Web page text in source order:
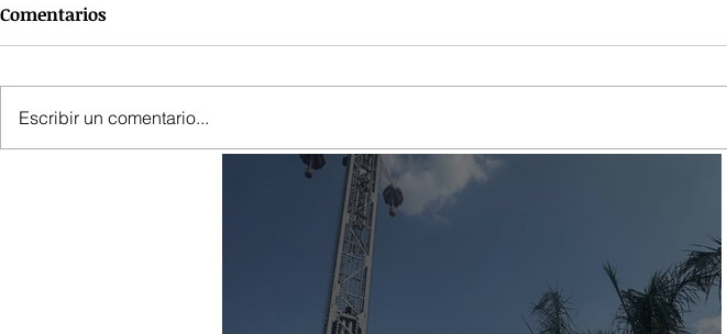
Comentarios
Escribir un comentario...